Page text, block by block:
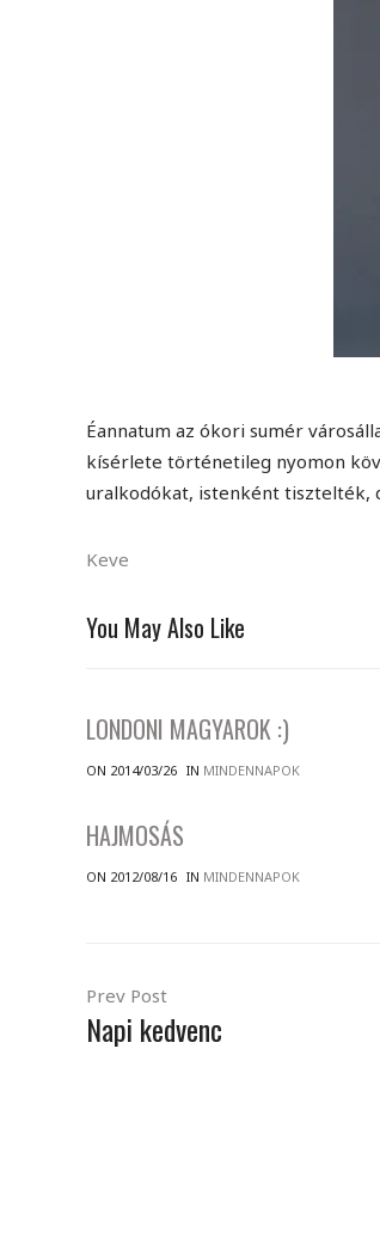
Éannatum az ókori sumér
kísérlete történetileg nyomon
uralkodókat, istenként tisztelték,
Keve
You May Also Like
LONDONI MAGYAROK :)
ON 2014/03/26 IN MINDENNAPOK
HAJMOSÁS
ON 2012/08/16 IN MINDENNAPOK
Prev Post
Napi kedvenc